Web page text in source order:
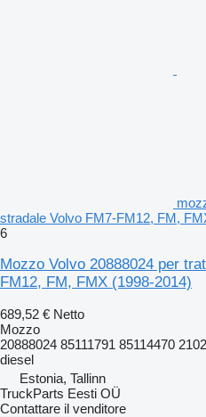
stradale Volvo FM7-FM12, FM,
6
Mozzo Volvo 20888024 per
FM12, FM, FMX (1998-2014)
689,52 € Netto
Mozzo
20888024 85111791 85114470
diesel
Estonia, Tallinn
TruckParts Eesti OÜ
Contattare il venditore